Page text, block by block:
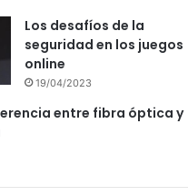
Los desafíos de la
seguridad en los juegos
online
19/04/2023
entre fibra óptica y